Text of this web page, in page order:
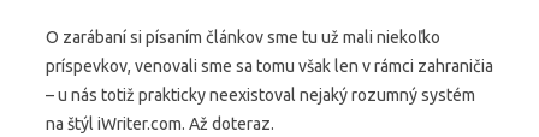
O zarábaní si písaním článkov sme tu už mali niekoľko
príspevkov, venovali sme sa tomu však len v rámci zahraničia
– u nás totiž prakticky neexistoval nejaký rozumný systém
na štýl iWriter.com. Až doteraz.